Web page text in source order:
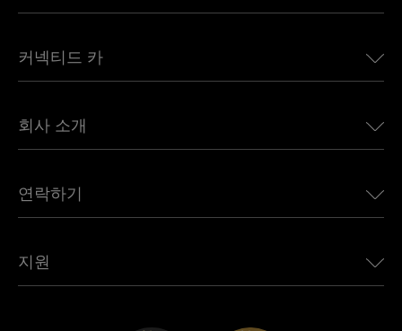
유럽용 eSIM
캐나다용 eSIM
아프리카용 eSIM
모든 목적지 보기
커넥티드 카
Land Rover용 Ubigi
Jeep용 Ubigi
Mini용 Ubigi
Maserati용 Ubigi
회사 소개
언론에 소개된 Ubigi
Ubigi 앱
연락하기
제휴 프로그램
지원